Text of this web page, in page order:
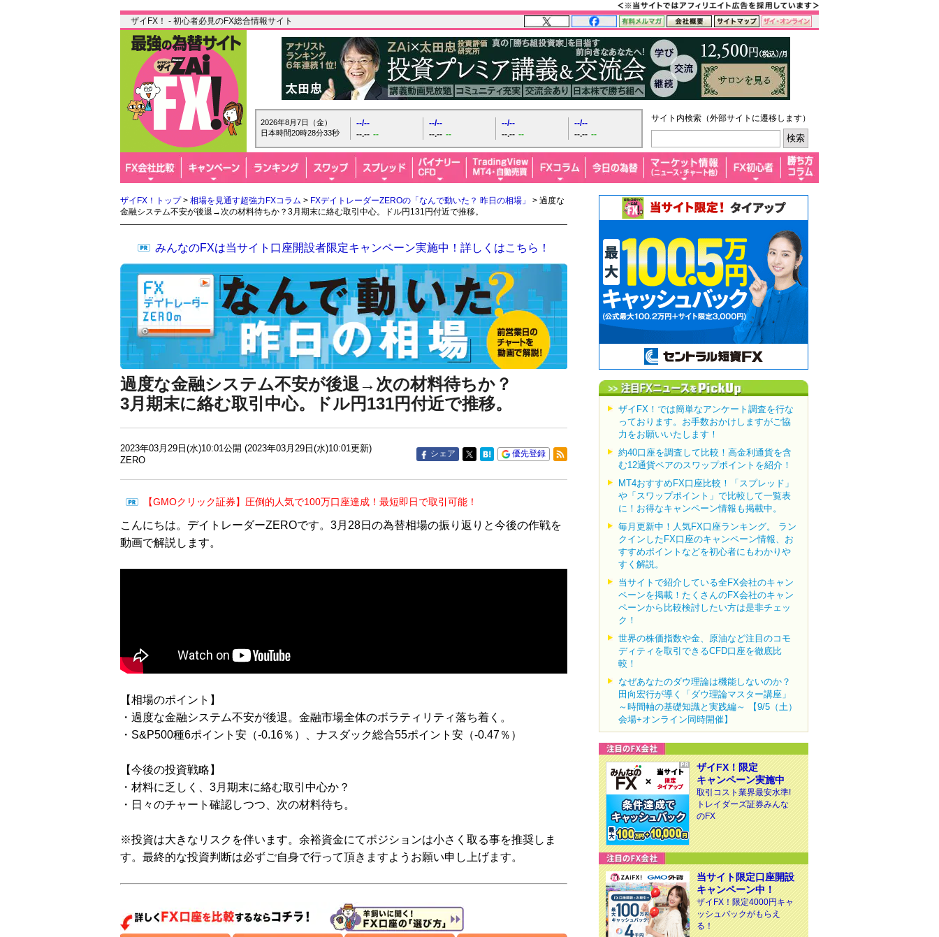
ザイFX！ - 初心者必見のFX総合情報サイト
2026年8月7日（金）
日本時間20時28分34秒
--/--
--.-- --
--/--
--.-- --
--/--
--.-- --
--/--
--.-- --
サイト内検索（外部サイトに遷移します）
ザイFX！トップ> 相場を見通す超強力FXコラム > FXデイトレーダーZEROの「なんで動いた？ 昨日の相場」
> 過度な
金融システム不安が後退→次の材料待ちか？3月期末に絡む取引中心。ドル円131円付近で推移。
みんなのFXは当サイト口座開設者限定キャンペーン実施中！詳しくはこちら！
過度な金融システム不安が後退→次の材料待ちか？
3月期末に絡む取引中心。ドル円131円付近で推移。
2023年03月29日(水)10:01公開 (2023年03月29日(水)10:01更新)
ZERO
シェア 優先登録
【GMOクリック証券】圧倒的人気で100万口座達成！最短即日で取引可能！
こんにちは。デイトレーダーZEROです。3月28日の為替相場の振り返りと今後の作戦を
動画で解説します。
【相場のポイント】
・過度な金融システム不安が後退。金融市場全体のボラティリティ落ち着く。
・S&P500種6ポイント安（-0.16％）、ナスダック総合55ポイント安（-0.47％）
【今後の投資戦略】
・材料に乏しく、3月期末に絡む取引中心か？
・日々のチャート確認しつつ、次の材料待ち。
※投資は大きなリスクを伴います。余裕資金にてポジションは小さく取る事を推奨しま
す。最終的な投資判断は必ずご自身で行って頂きますようお願い申し上げます。
ザイFX！では簡単なアンケート調査を行な
っております。お手数おかけしますがご協
力をお願いいたします！
約40口座を調査して比較！高金利通貨を含
む12通貨ペアのスワップポイントを紹介！
MT4おすすめFX口座比較！「スプレッド」
や「スワップポイント」で比較して一覧表
に！お得なキャンペーン情報も掲載中。
毎月更新中！人気FX口座ランキング。 ラン
クインしたFX口座のキャンペーン情報、お
すすめポイントなどを初心者にもわかりや
すく解説。
当サイトで紹介している全FX会社のキャン
ペーンを掲載！たくさんのFX会社のキャン
ペーンから比較検討したい方は是非チェッ
ク！
世界の株価指数や金、原油など注目のコモ
ディティを取引できるCFD口座を徹底比
較！
なぜあなたのダウ理論は機能しないのか？
田向宏行が導く「ダウ理論マスター講座」
～時間軸の基礎知識と実践編～ 【9/5（土）
会場+オンライン同時開催】
ザイFX！限定
キャンペーン実施中
取引コスト業界最安水準!
トレイダーズ証券みんな
のFX
当サイト限定口座開設
キャンペーン中！
ザイFX！限定4000円キャ
ッシュバックがもらえ
る！